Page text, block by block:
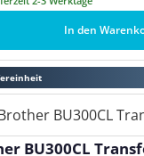
In den
BU300CL